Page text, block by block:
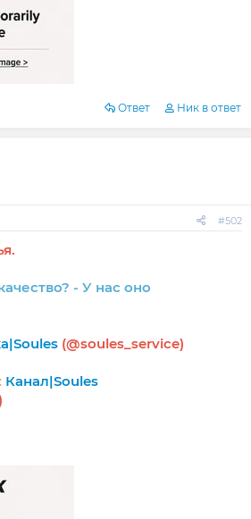
Ответ Ник в ответ
#502
- У нас оно
(@soules_service)
Канал|Soules